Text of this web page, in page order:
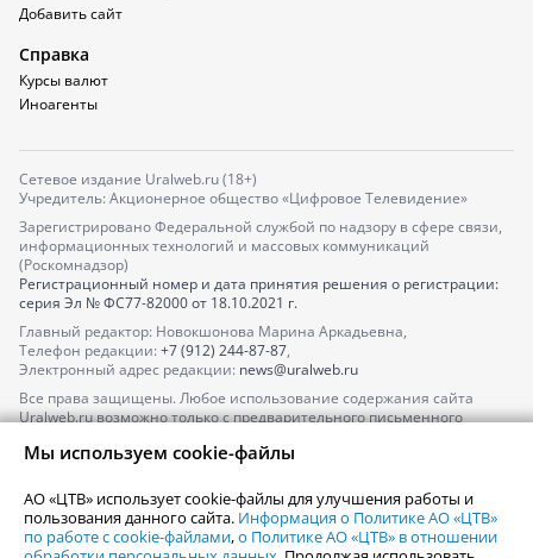
Добавить сайт
Справка
Курсы валют
Иноагенты
Сетевое издание Uralweb.ru (18+)
Учредитель: Акционерное общество «Цифровое Телевидение»
Зарегистрировано Федеральной службой по надзору в сфере связи,
информационных технологий и массовых коммуникаций
(Роскомнадзор)
Регистрационный номер и дата принятия решения о регистрации:
серия Эл № ФС77-82000от 18.10.2021 г.
Главный редактор: Новокшонова Марина Аркадьевна,
Телефон редакции: +7 (912) 244-87-87,
Электронный адрес редакции: news@uralweb.ru
Все права защищены. Любое использование содержания сайта
Uralweb.ru возможно только с предварительного письменного
По вопросам размещения рекламы обращайтесь по тел.
По вопросам размещения информации в разделе «Афиша»
afisha@uralweb.ru
Мы используем cookie-файлы
АО «ЦТВ» использует cookie-файлы для улучшения работы и
пользования данного сайта. Информация о Политике АО «ЦТВ»
по работе с cookie-файлами,о Политике АО «ЦТВ» в отношении